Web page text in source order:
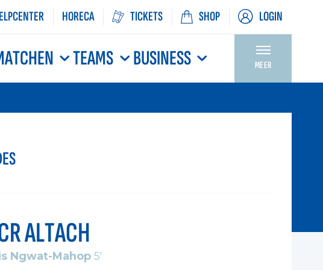
HORECA TICKETS SHOP LOGIN
TEAMS BUSINESS MEER
ALTACH
Ngwat-Mahop5'